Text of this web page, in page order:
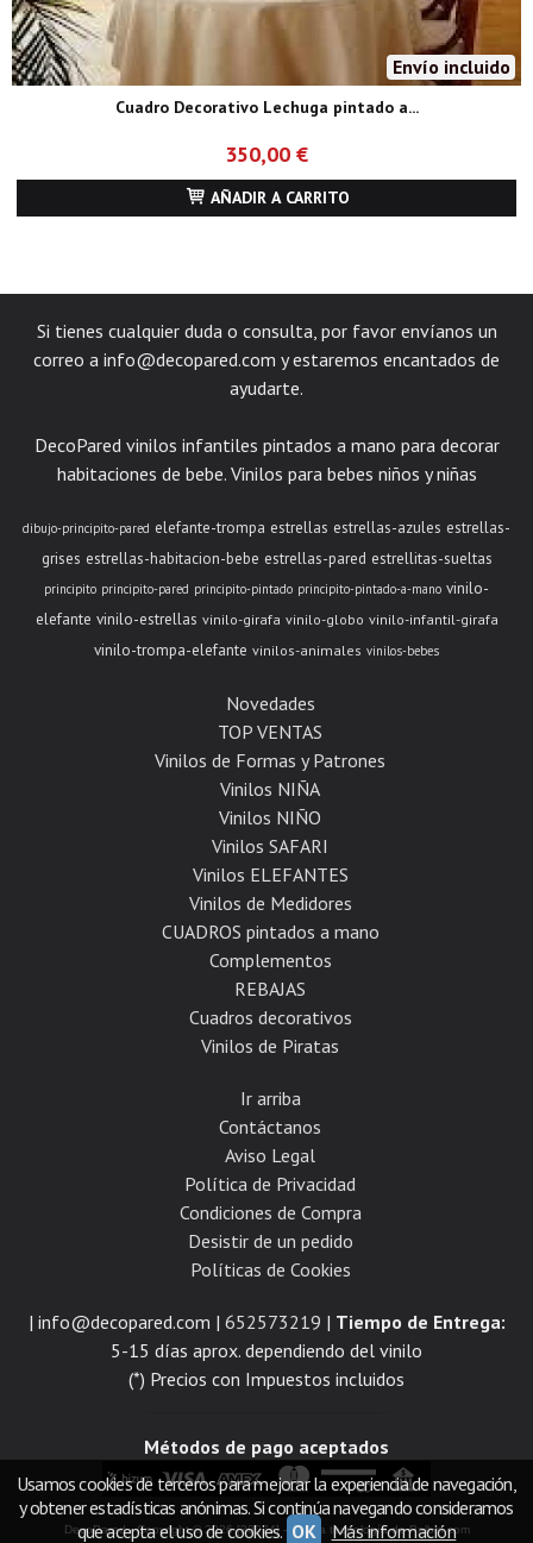
Envío incluido
Cuadro Decorativo Lechuga pintado a...
350,00 €
AÑADIR A CARRITO
Si tienes cualquier duda o consulta, por favor envíanos un
correo a info@decopared.com y estaremos encantados de
ayudarte.
DecoPared vinilos infantiles pintados a mano para decorar
habitaciones de bebe. Vinilos para bebes niños y niñas
dibujo-principito-pared elefante-trompa estrellas estrellas-azules estrellas-
grises estrellas-habitacion-bebe estrellas-pared estrellitas-sueltas
principito principito-pared principito-pintado principito-pintado-a-mano vinilo-
elefante vinilo-estrellas vinilo-girafa vinilo-globo vinilo-infantil-girafa
vinilo-trompa-elefante vinilos-animales vinilos-bebes
Novedades
TOP VENTAS
Vinilos de Formas y Patrones
Vinilos NIÑA
Vinilos NIÑO
Vinilos SAFARI
Vinilos ELEFANTES
Vinilos de Medidores
CUADROS pintados a mano
Complementos
REBAJAS
Cuadros decorativos
Vinilos de Piratas
Ir arriba
Contáctanos
Aviso Legal
Política de Privacidad
Condiciones de Compra
Desistir de un pedido
Políticas de Cookies
| info@decopared.com | 652573219 | Tiempo de Entrega:
5-15 días aprox. dependiendo del vinilo
(*) Precios con Impuestos incluidos
Métodos de pago aceptados
DecoPared- Copyright © 2026 [30074] - Con la tecnología de Palbin.com
Usamos cookies de terceros para mejorar la experiencia de navegación,
y obtener estadísticas anónimas. Si continúa navegando consideramos
que acepta el uso de cookies. OK Más información